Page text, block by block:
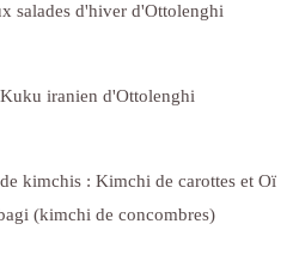
salades d'hiver d'Ottolenghi
Kuku iranien d'Ottolenghi
kimchis : Kimchi de carottes et Oï
(kimchi de concombres)